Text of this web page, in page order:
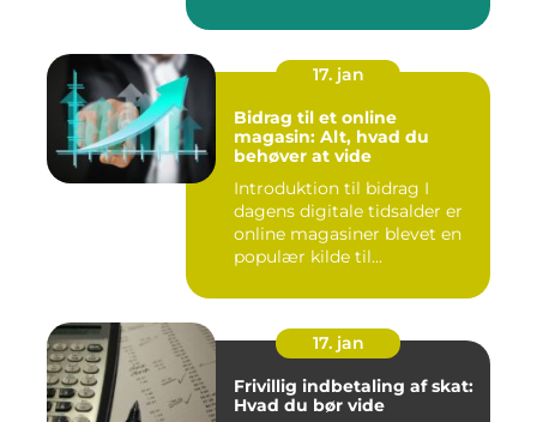
17. jan
Bidrag til et online
magasin: Alt, hvad du
behøver at vide
Introduktion til bidrag I
dagens digitale tidsalder er
online magasiner blevet en
populær kilde til...
17. jan
Frivillig indbetaling af skat:
Hvad du bør vide